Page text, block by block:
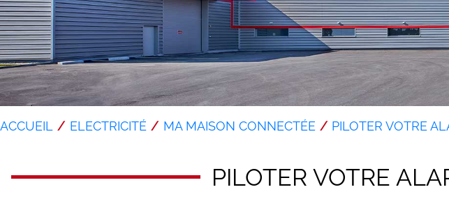
ACCUEIL ELECTRICITÉ MA MAISON CONNECTÉE PILOTER VOTRE
PILOTER VOTRE